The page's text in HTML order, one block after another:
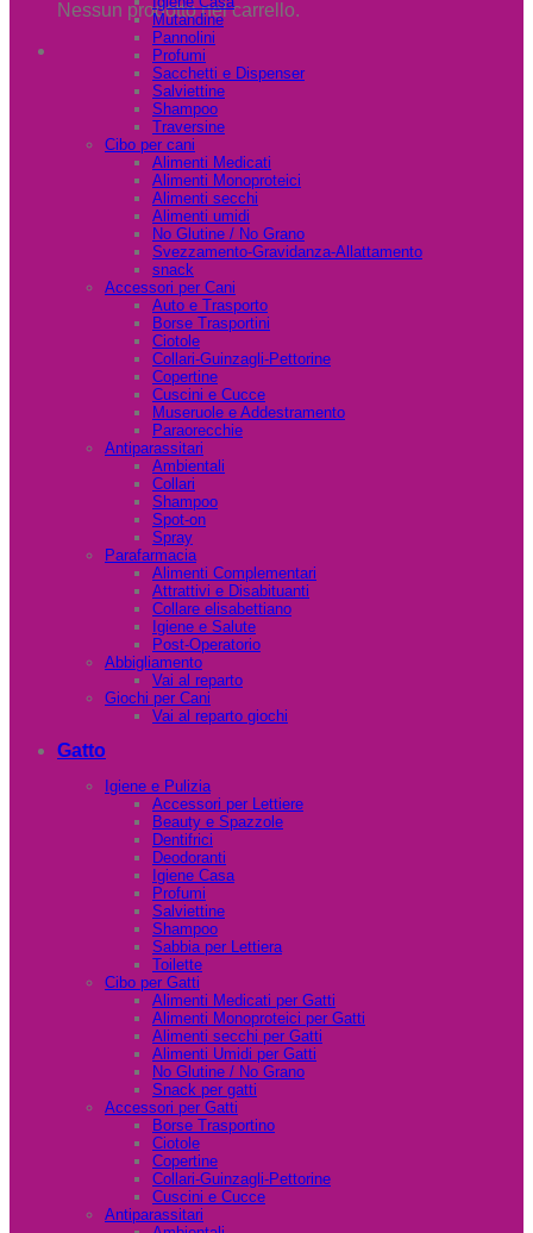
Nessun prodotto nel carrello.
Mutandine
Pannolini
Profumi
Sacchetti e Dispenser
Salviettine
Shampoo
Traversine
Cibo per cani
Alimenti Medicati
Alimenti Monoproteici
Alimenti secchi
Alimenti umidi
No Glutine / No Grano
Svezzamento-Gravidanza-Allattamento
snack
Accessori per Cani
Auto e Trasporto
Borse Trasportini
Ciotole
Collari-Guinzagli-Pettorine
Copertine
Cuscini e Cucce
Museruole e Addestramento
Paraorecchie
Antiparassitari
Ambientali
Collari
Shampoo
Spot-on
Spray
Parafarmacia
Alimenti Complementari
Attrattivi e Disabituanti
Collare elisabettiano
Igiene e Salute
Post-Operatorio
Abbigliamento
Vai al reparto
Giochi per Cani
Vai al reparto giochi
Gatto
Igiene e Pulizia
Accessori per Lettiere
Beauty e Spazzole
Dentifrici
Deodoranti
Igiene Casa
Profumi
Salviettine
Shampoo
Sabbia per Lettiera
Toilette
Cibo per Gatti
Alimenti Medicati per Gatti
Alimenti Monoproteici per Gatti
Alimenti secchi per Gatti
Alimenti Umidi per Gatti
No Glutine / No Grano
Snack per gatti
Accessori per Gatti
Borse Trasportino
Ciotole
Copertine
Collari-Guinzagli-Pettorine
Cuscini e Cucce
Antiparassitari